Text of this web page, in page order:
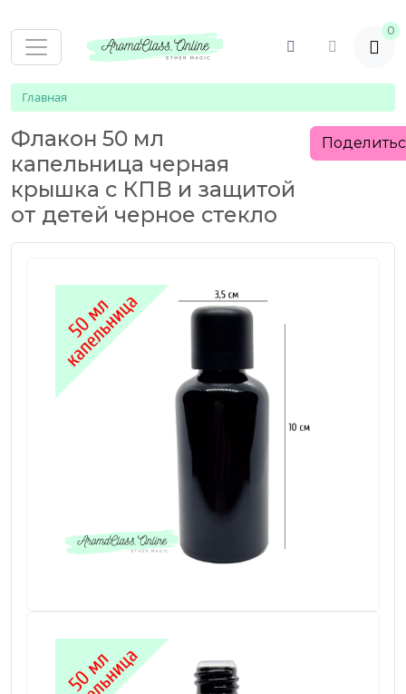
0
Главная
Флакон 50 мл
капельница черная
крышка с КПВ и защитой
от детей черное стекло